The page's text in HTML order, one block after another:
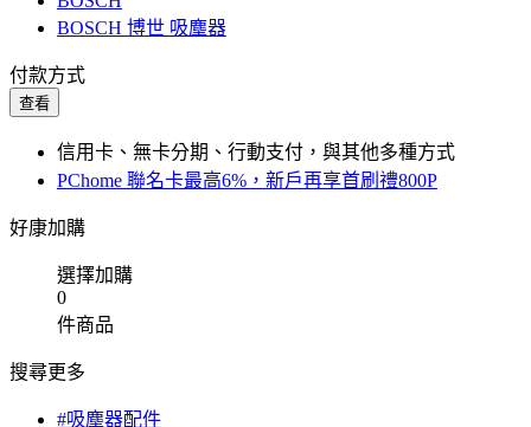
BOSCH 博世 吸塵器
付款方式
查看
信用卡、無卡分期、行動支付，與其他多種方式
PChome 聯名卡最高6%，新戶再享首刷禮800P
好康加購
選擇加購
0
件商品
搜尋更多
#吸塵器配件